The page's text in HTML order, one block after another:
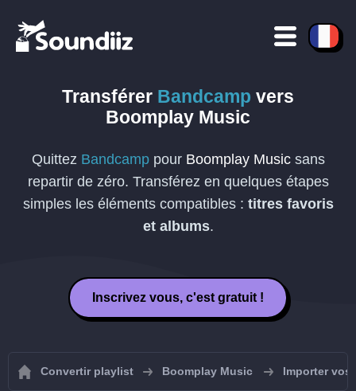
Transférer Bandcamp vers
Boomplay Music
Quittez Bandcamppour Boomplay Musicsans
repartir de zéro. Transférez en quelques étapes
simples les éléments compatibles : titres favoris
et albums.
Inscrivez vous, c'est gratuit !
Convertir playlist Boomplay Music Importer vos